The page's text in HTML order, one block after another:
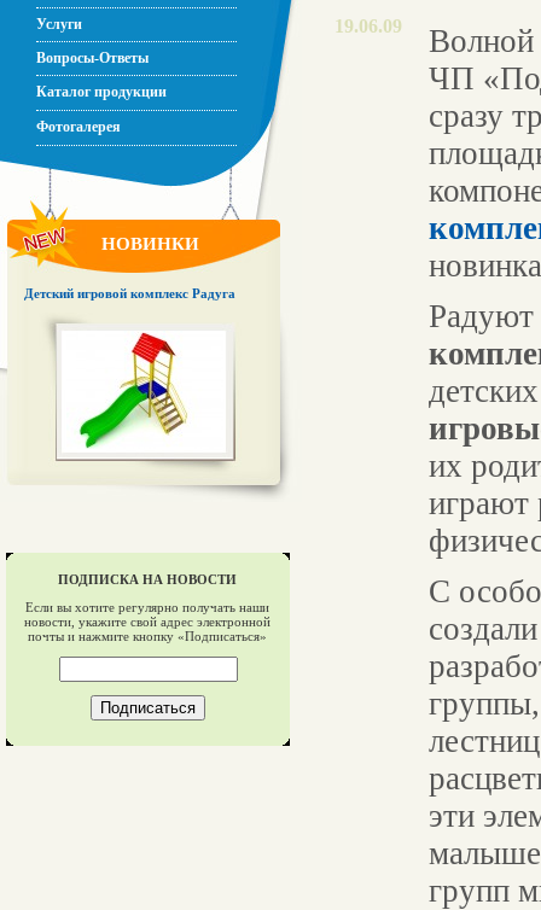
Услуги
Вопросы-Ответы
Каталог продукции
Фотогалерея
НОВИНКИ
Детский игровой комплекс Радуга
ПОДПИСКА НА НОВОСТИ
Если вы хотите регулярно получать наши
новости, укажите свой адрес электронной
почты и нажмите кнопку «Подписаться»
19.06.09
Волной
ЧП
сразу
Радуют
их
играют
С
эти
групп